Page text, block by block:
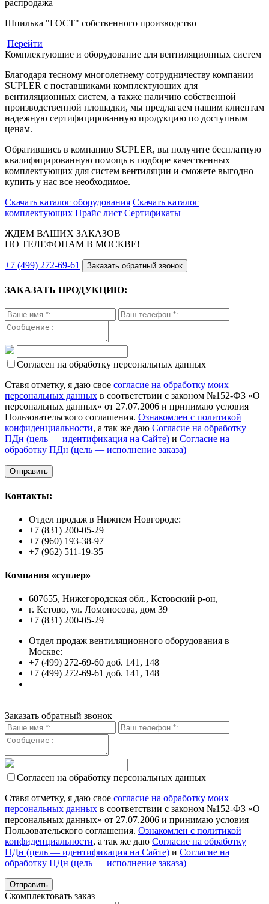
распродажа
Шпилька "ГОСТ" собственного производство
Перейти
Комплектующие и оборудование для вентиляционных систем
Благодаря тесному многолетнему сотрудничеству компании
SUPLER с поставщиками комплектующих для
вентиляционных систем, а также наличию собственной
производственной площадки, мы предлагаем нашим клиентам
надежную сертифицированную продукцию по доступным
ценам.
Обратившись в компанию SUPLER, вы получите бесплатную
квалифицированную помощь в подборе качественных
комплектующих для систем вентиляции и сможете выгодно
купить у нас все необходимое.
Скачать каталог оборудования Скачать каталог
комплектующих Прайс лист Сертификаты
ЖДЕМ ВАШИХ ЗАКАЗОВ
ПО ТЕЛЕФОНАМ В МОСКВЕ!
+7 (499) 272-69-61 Заказать обратный звонок
ЗАКАЗАТЬ ПРОДУКЦИЮ:
Согласен на обработку персональных данных
Ставя отметку, я даю свое согласие на обработку моих
персональных данных в соответствии с законом №152-ФЗ «О
персональных данных» от 27.07.2006 и принимаю условия
Пользовательского соглашения. Ознакомлен с политикой
конфиденциальности, а так же даю Согласие на обработку
ПДн (цель — идентификация на Сайте) и Согласие на
обработку ПДн (цель — исполнение заказа)
Контакты:
Отдел продаж в Нижнем Новгороде:
+7 (831) 200-05-29
+7 (960) 193-38-97
+7 (962) 511-19-35
Компания «суплер»
607655, Нижегородская обл., Кстовский р-он,
г. Кстово, ул. Ломоносова, дом 39
+7 (831) 200-05-29
Отдел продаж вентиляционного оборудования в
Москве:
+7 (499) 272-69-60 доб. 141, 148
+7 (499) 272-69-61 доб. 141, 148
Заказать обратный звонок
Согласен на обработку персональных данных
Ставя отметку, я даю свое согласие на обработку моих
персональных данных в соответствии с законом №152-ФЗ «О
персональных данных» от 27.07.2006 и принимаю условия
Пользовательского соглашения. Ознакомлен с политикой
конфиденциальности, а так же даю Согласие на обработку
ПДн (цель — идентификация на Сайте) и Согласие на
обработку ПДн (цель — исполнение заказа)
Скомплектовать заказ